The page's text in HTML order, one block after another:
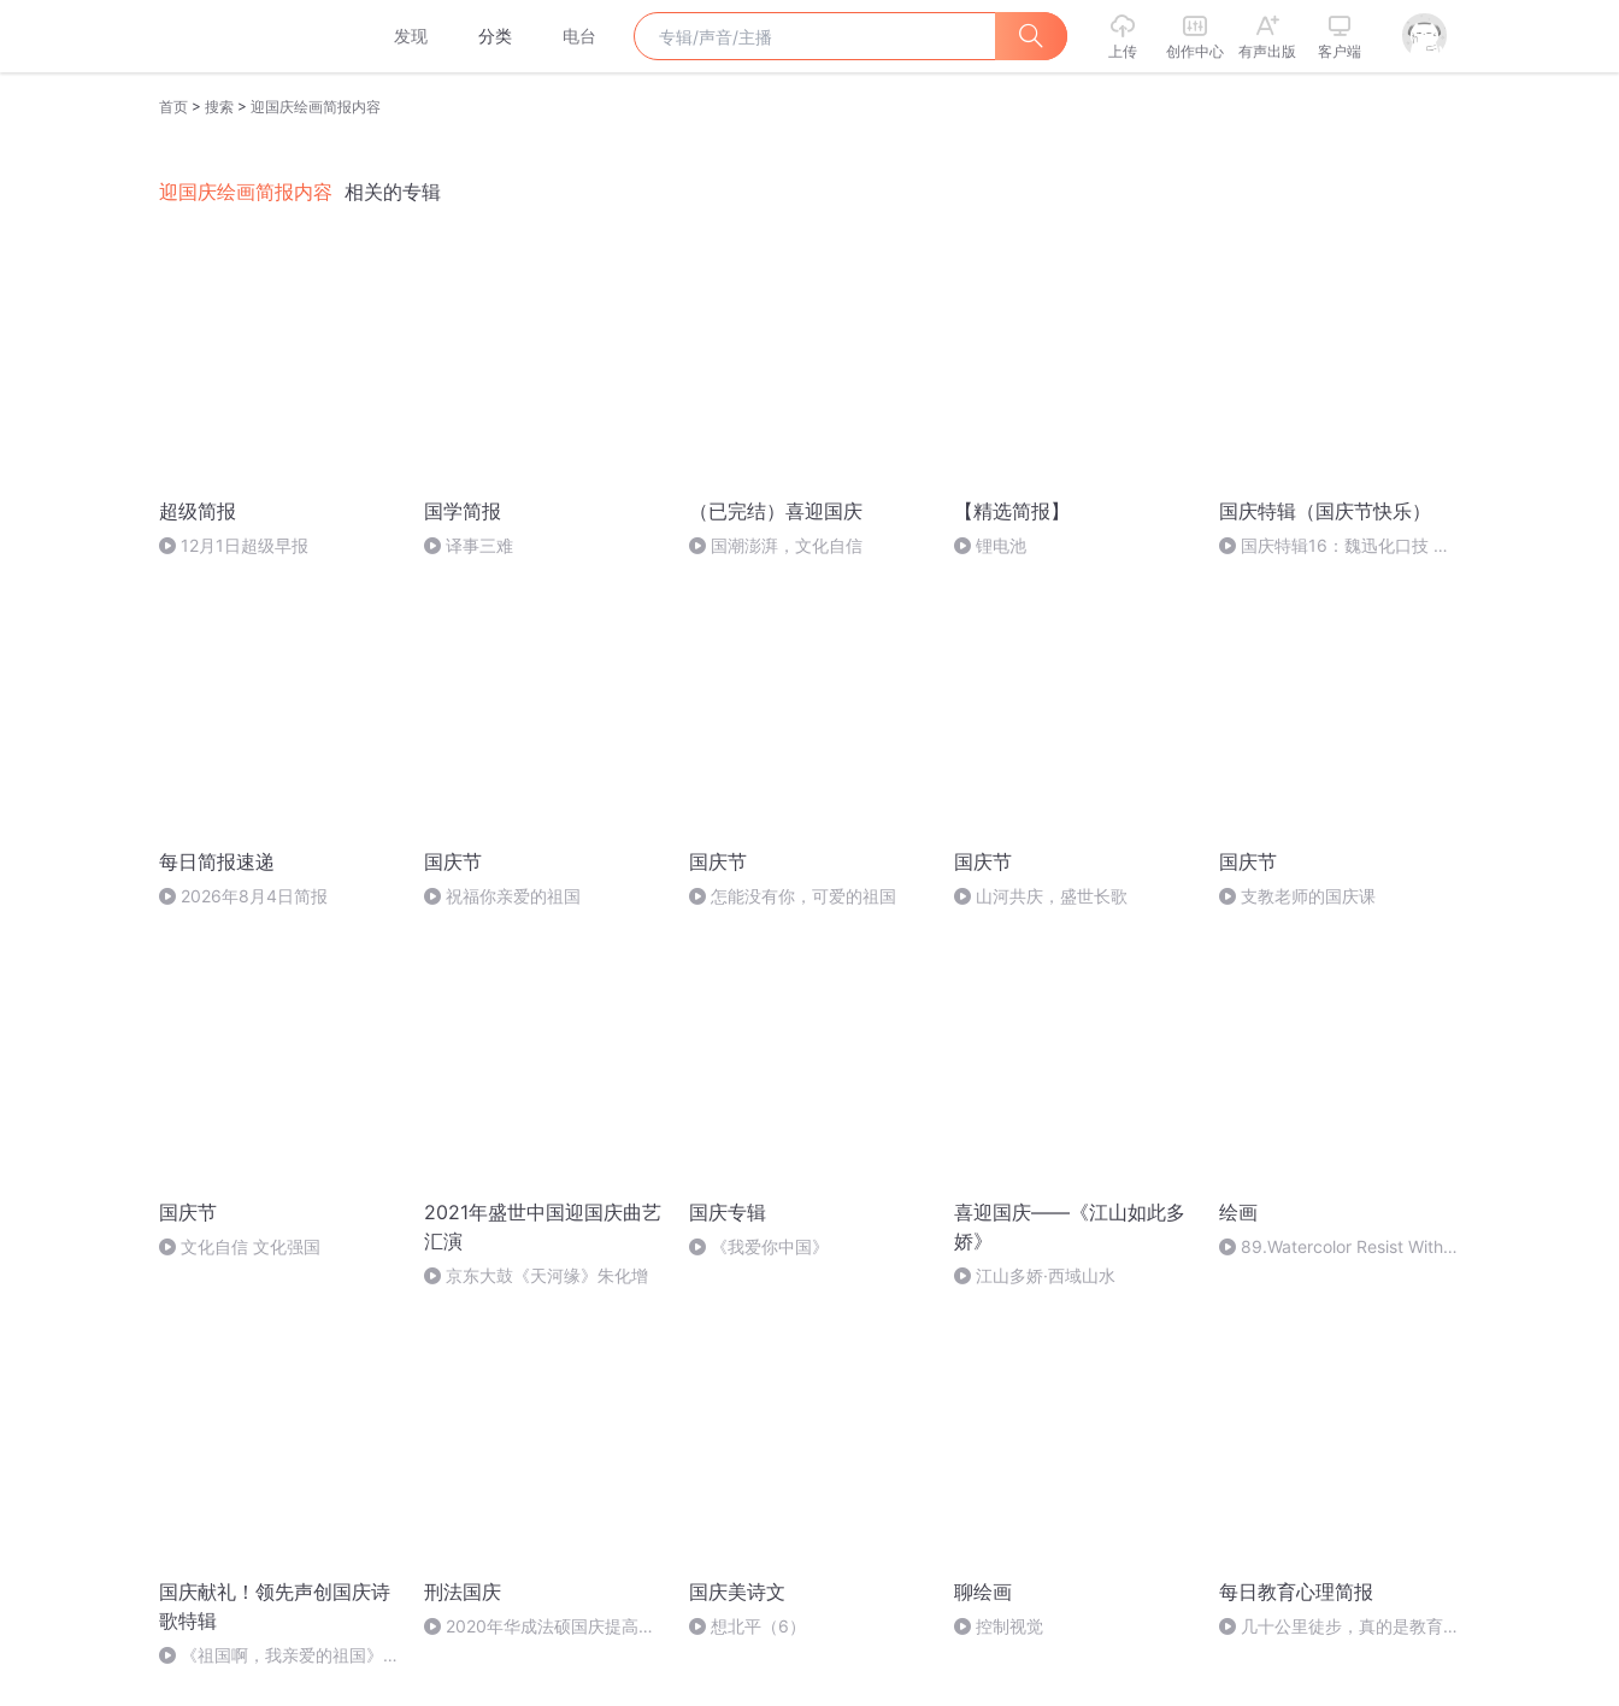
发现 分类 电台
上传 创作中心 有声出版 客户端
首页 > 搜索 > 迎国庆绘画简报内容
迎国庆绘画简报内容 相关的专辑
超级简报
12月1日超级早报
国学简报
译事三难
（已完结）喜迎国庆
国潮澎湃，文化自信
【精选简报】
锂电池
国庆特辑（国庆节快乐）
国庆特辑16：魏迅化口技 二
每日简报速递
2026年8月4日简报
国庆节
祝福你亲爱的祖国
国庆节
怎能没有你，可爱的祖国
国庆节
山河共庆，盛世长歌
国庆节
支教老师的国庆课
国庆节
文化自信 文化强国
2021年盛世中国迎国庆曲艺
汇演
京东大鼓《天河缘》朱化增
国庆专辑
《我爱你中国》
喜迎国庆——《江山如此多
娇》
江山多娇·西域山水
绘画
89.Watercolor Resist With
国庆献礼！领先声创国庆诗
歌特辑
《祖国啊，我亲爱的祖国》温
刑法国庆
2020年华成法硕国庆提高班
国庆美诗文
想北平（6）
聊绘画
控制视觉
每日教育心理简报
几十公里徒步，真的是教育